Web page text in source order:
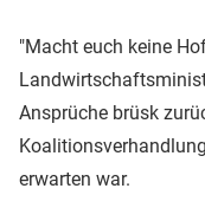
"Macht euch keine
Ansprüche brüsk
erwarten war.